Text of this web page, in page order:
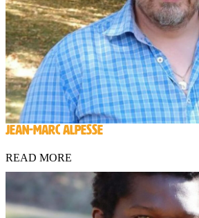
JEAN-MARC ALPESSE
READ MORE